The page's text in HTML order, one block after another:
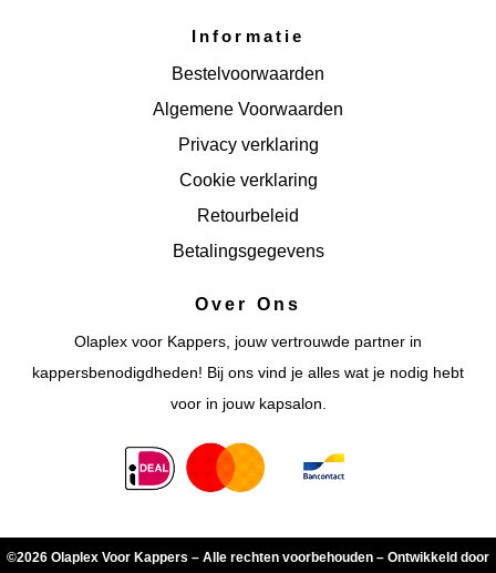
Informatie
Bestelvoorwaarden
Algemene Voorwaarden
Privacy verklaring
Cookie verklaring
Retourbeleid
Betalingsgegevens
Over Ons
Olaplex voor Kappers, jouw vertrouwde partner in
kappersbenodigdheden! Bij ons vind je alles wat je nodig hebt
voor in jouw kapsalon.
©2026 Olaplex Voor Kappers – Alle rechten voorbehouden – Ontwikkeld door